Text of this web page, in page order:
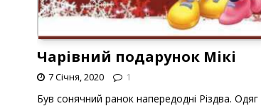
Чарівний подарунок Мікі
7 Січня, 2020 1
Був сонячний ранок напередодні Різдва. Одяг